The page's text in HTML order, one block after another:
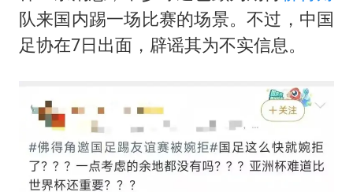
郑丽文：台湾从来没有“独立”过
酒店回应车内过夜被收150元
商场现钱学森巨幅海报 负责人回应
队来国内踢一场比赛的场景。不过，中国
足协在7日出面，辟谣其为不实信息。